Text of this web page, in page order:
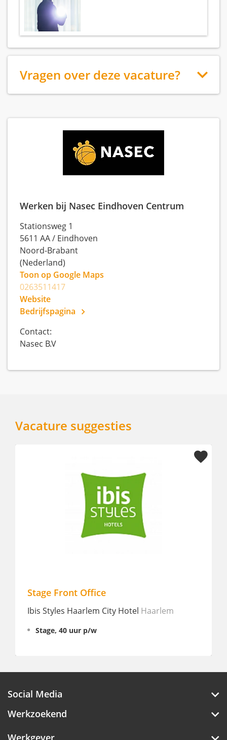
Vragen over deze vacature?
Werken bij Nasec Eindhoven Centrum
Stationsweg 1
5611 AA/ Eindhoven
Noord-Brabant
(Nederland)
Toon op Google Maps
0263511417
Website
Bedrijfspagina
Contact:
Nasec B.V
Vacature suggesties
Stage Front Office
Ibis Styles Haarlem City Hotel Haarlem
Stage, 40 uur p/w
Social Media
Werkzoekend
Werkgever